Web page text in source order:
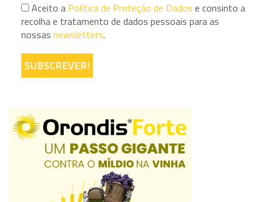
Aceito a Política de Proteção de Dados e consinto a
recolha e tratamento de dados pessoais para as
nossas newsletters.